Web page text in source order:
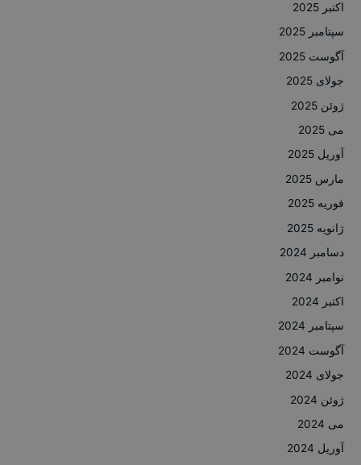
اکتبر 2025
سپتامبر 2025
آگوست 2025
جولای 2025
ژوئن 2025
می 2025
آوریل 2025
مارس 2025
فوریه 2025
ژانویه 2025
دسامبر 2024
نوامبر 2024
اکتبر 2024
سپتامبر 2024
آگوست 2024
جولای 2024
ژوئن 2024
می 2024
آوریل 2024